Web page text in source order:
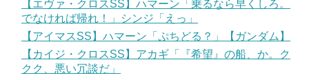
【エヴァ・クロスSS】ハマーン「乗るなら早くしろ。
でなければ帰れ！」シンジ「えっ」
【アイマスSS】ハマーン「ぷちどる？」【ガンダム】
【カイジ・クロスSS】アカギ「『希望』の船、か。ク
クク、悪い冗談だ」